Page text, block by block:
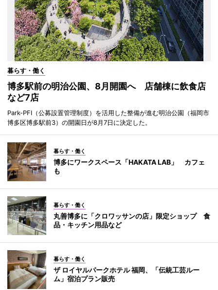
暮らす・働く
博多駅前の明治公園、8月開園へ 店舗棟に飲食店
など7店
Park-PFI（公募設置管理制度）を活用した整備が進む明治公園（福岡市
博多区博多駅前3）の開園日が8月7日に決定した。
暮らす・働く
博多にワークスペース「HAKATA LAB」 カフェ
も
暮らす・働く
丸善博多に「クロワッサンの店」限定ショップ 食
品・キッチン用品など
暮らす・働く
ザ ロイヤルパークホテル 福岡、「伝統工芸ルー
ム」宿泊プラン販売